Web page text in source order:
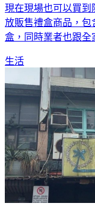
現在現場也可以買到
放販售禮盒商品，包
盒，同時業者也跟全
生活